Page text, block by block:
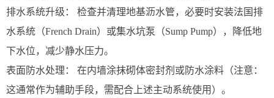
排水系统升级： 检查并清理地基沥水管，必要时安装法国排
水系统（French Drain）或集水坑泵（Sump Pump），降低地
下水位，减少静水压力。
表面防水处理： 在内墙涂抹砌体密封剂或防水涂料（注意：
这通常作为辅助手段，需配合上述主动系统使用）。